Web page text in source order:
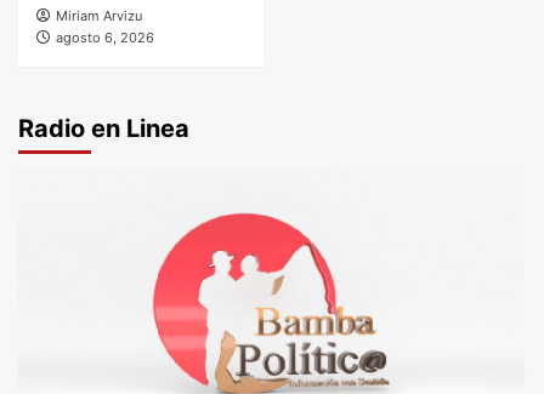
Miriam Arvizu
agosto 6, 2026
Radio en Linea